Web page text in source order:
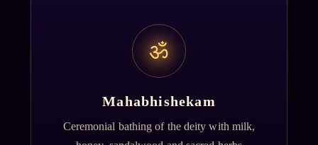
ॐ
Mahabhishekam
Ceremonial bathing of the deity with milk,